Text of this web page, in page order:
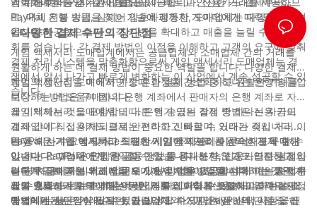
로, 대체 지불 방법을 찾는 기술에 정통한 게이머에게 매력적인 옵션
입니다.
PayPal, 은행 송금, 심지어 암호화폐까지, 도매업체는 다양한 결제
옵션을 제공함으로써 고객 기반을 확대하고 매출을 늘릴 수 있는 기
회를 얻습니다. 각 결제 방법의 이점을 이해하고 고객의 요구에 맞춰
결제 처리 시스템을 맞춤화함으로써 게임 액세서리 도매업체는 경
쟁에서 앞서 나가고 빠르게 변화하는 이 산업에서 계속 성공할 수 있
습니다.
- 다양한 결제 수단의 장단점
게임 액세서리 도매업계에서는 공급업체와 소매업체 간의 거래를
원활하게 하는 데 결제 방법이 중요한 역할을 합니다. 다양한 결제
방법의 장단점을 이해하면 도매 과정을 간소화하고 원활한 거래를
보장하는 데 도움이 됩니다.
게임 액세서리 도매에서 가장 흔한 결제 방법 중 하나는 은행 송금입
니다. 이 방법은 구매자의 은행 계좌에서 판매자의 은행 계좌로 자금
을 이체하는 것을 포함합니다. 은행 송금의 장점 중 하나는 자금이
계좌 간에 직접 이체되므로 안전하고 신뢰할 수 있다는 것입니다. 이
를 통해 사기를 방지하고 적절한 시기에 지불이 이루어지도록 할 수
있습니다. 그러나 은행 송금의 단점 중 하나는 속도가 느리다는 점입
니다. 자금이 처리되고 입금되기까지 며칠이 걸립니다. 이는 고객 수
요를 충족하기 위해 게임 액세서리를 신속하게 조달해야 하는 소매
업체에게는 단점이 될 수 있습니다.
게임 액세서리 도매에서 또 다른 인기 있는 결제 방법은 신용 카드
결제입니다. 신용카드 결제는 편리하고 빠르며, 거래가 즉시 처리됩
니다. 이는 수요에 맞춰 e스포츠 게임 액세서리를 신속하게 구매해
야 하는 소매업체에게 유익할 수 있습니다. 또한, 신용카드로 결제하
는 경우 구매자는 거래에 문제가 있을 경우 요금에 대해 이의를 제기
할 수 있으므로 보호 계층이 생깁니다. 그러나 신용카드 결제의 단점
중 하나는 높은 거래 수수료가 발생할 수 있다는 점인데, 이는 공급
PayPal은 게임 액세서리 도매에서 일반적으로 사용되는 결제 수단
입니다. PayPal은 민감한 금융 정보를 공개하지 않고도 안전하고 편
리하게 결제를 보내고 받을 수 있는 방법을 제공합니다. 이는 사업용
게임 액세서리를 구매하는 동안 재무 데이터를 보호하고자 하는 소
매업체에게는 안심이 될 수 있습니다. 하지만 PayPal의 단점 중 하
결론적으로, 게임 액세서리 도매에서 지불 방법을 선택하는 것은 거
래의 효율성과 수익성에 상당한 영향을 미칠 수 있습니다. 각 결제
방법에는 장단점이 있지만, 공급업체와 소매업체는 선택 사항을 신